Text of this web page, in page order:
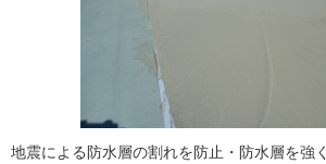
地震による防水層の割れを防止・防水層を強